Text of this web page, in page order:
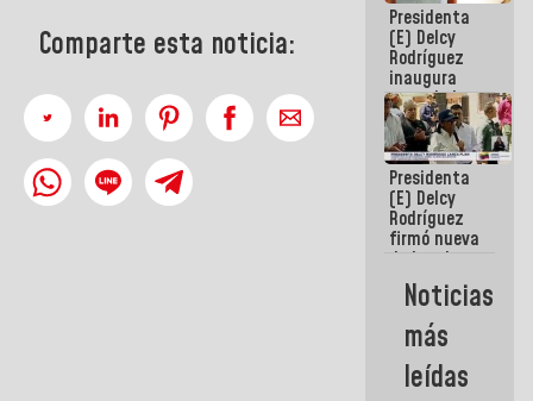
Comparte esta noticia:
abuelos
Presidenta
(E) Delcy
Rodríguez
inaugura
casa de los
Abuelos
Primavera
en Caracas
Presidenta
(E) Delcy
Rodríguez
firmó nueva
de Ley de
Arrendamiento
aprobada
por la AN
Noticias
más
leídas